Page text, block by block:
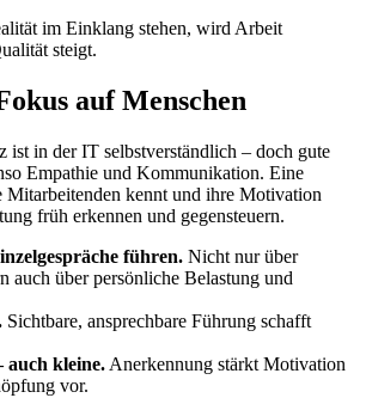
im Einklang stehen, wird Arbeit
steigt.
auf Menschen
ist in der IT selbstverständlich – doch gute
Empathie und Kommunikation. Eine
Mitarbeitenden kennt und ihre Motivation
früh erkennen und gegensteuern.
führen. Nicht nur über
auch über persönliche Belastung und
Sichtbare, ansprechbare Führung schafft
auch kleine. Anerkennung stärkt Motivation
vor.